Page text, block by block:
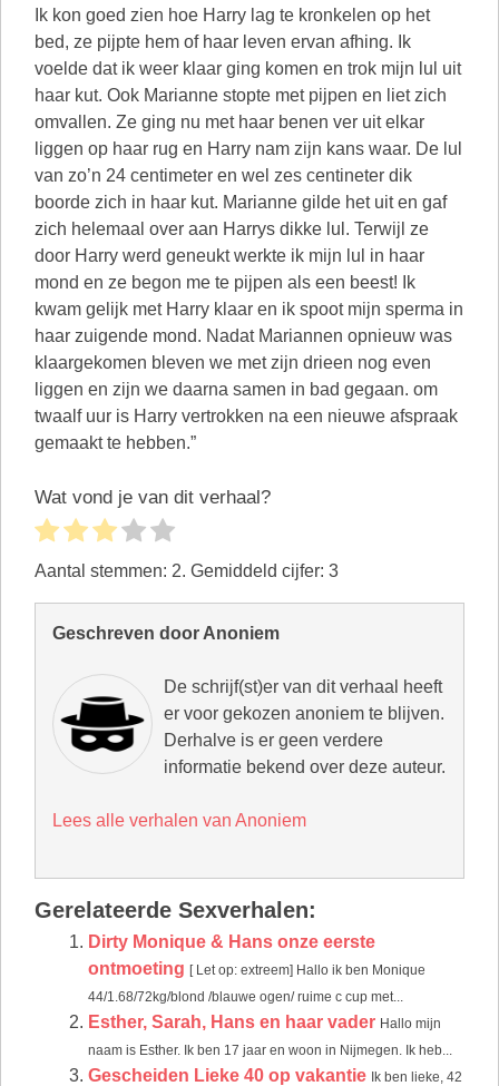
Ik kon goed zien hoe Harry lag te kronkelen op het
bed, ze pijpte hem of haar leven ervan afhing. Ik
voelde dat ik weer klaar ging komen en trok mijn lul uit
haar kut. Ook Marianne stopte met pijpen en liet zich
omvallen. Ze ging nu met haar benen ver uit elkar
liggen op haar rug en Harry nam zijn kans waar. De lul
van zo’n 24 centimeter en wel zes centineter dik
boorde zich in haar kut. Marianne gilde het uit en gaf
zich helemaal over aan Harrys dikke lul. Terwijl ze
door Harry werd geneukt werkte ik mijn lul in haar
mond en ze begon me te pijpen als een beest! Ik
kwam gelijk met Harry klaar en ik spoot mijn sperma in
haar zuigende mond. Nadat Mariannen opnieuw was
klaargekomen bleven we met zijn drieen nog even
liggen en zijn we daarna samen in bad gegaan. om
twaalf uur is Harry vertrokken na een nieuwe afspraak
gemaakt te hebben.”
Wat vond je van dit verhaal?
Aantal stemmen: 2. Gemiddeld cijfer: 3
Geschreven door Anoniem
De schrijf(st)er van dit verhaal heeft
er voor gekozen anoniem te blijven.
Derhalve is er geen verdere
informatie bekend over deze auteur.
Lees alle verhalen van Anoniem
Gerelateerde Sexverhalen:
Dirty Monique & Hans onze eerste
ontmoeting [ Let op: extreem] Hallo ik ben Monique
44/1.68/72kg/blond /blauwe ogen/ ruime c cup met...
Esther, Sarah, Hans en haar vader Hallo mijn
naam is Esther. Ik ben 17 jaar en woon in Nijmegen. Ik heb...
Gescheiden Lieke 40 op vakantie Ik ben lieke, 42